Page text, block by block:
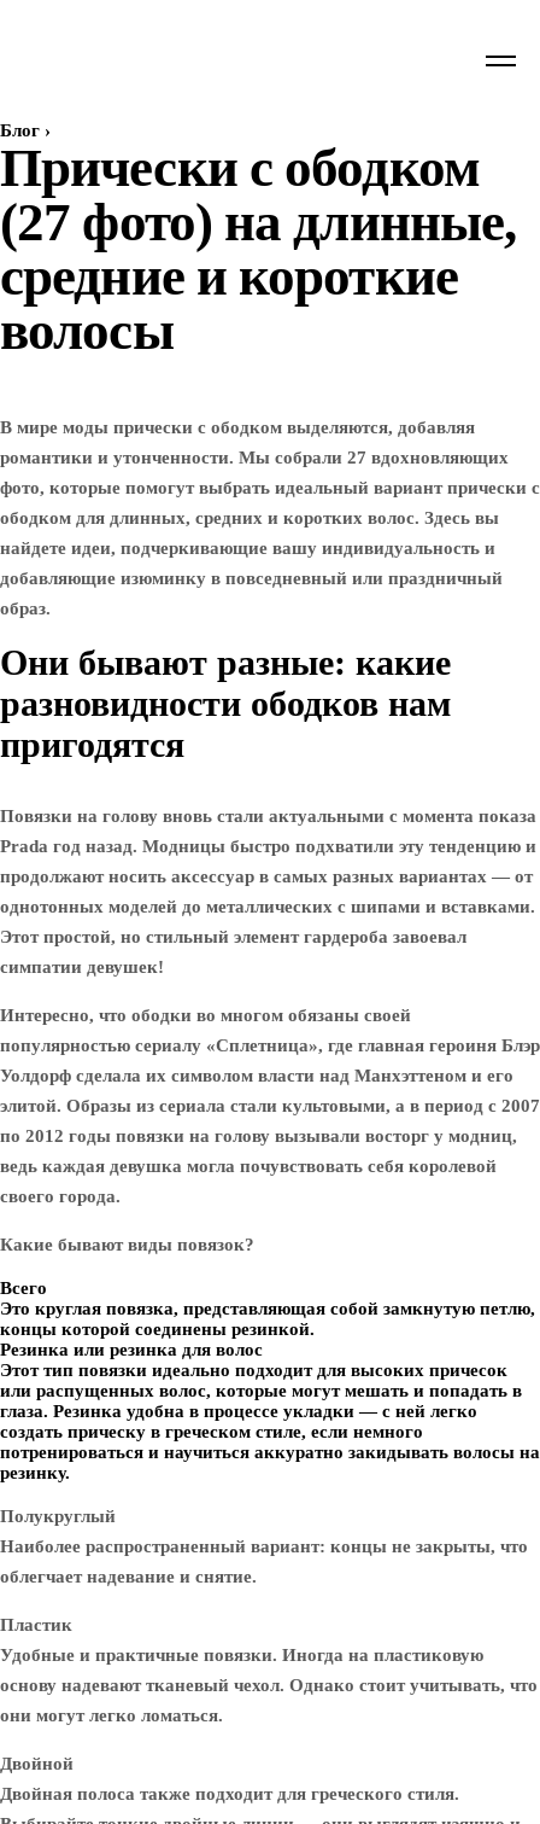
Блог ›
Прически с ободком
(27 фото) на длинные,
средние и короткие
волосы
В мире моды прически с ободком выделяются, добавляя
романтики и утонченности. Мы собрали 27 вдохновляющих
фото, которые помогут выбрать идеальный вариант прически с
ободком для длинных, средних и коротких волос. Здесь вы
найдете идеи, подчеркивающие вашу индивидуальность и
добавляющие изюминку в повседневный или праздничный
образ.
Они бывают разные: какие
разновидности ободков нам
пригодятся
Повязки на голову вновь стали актуальными с момента показа
Prada год назад. Модницы быстро подхватили эту тенденцию и
продолжают носить аксессуар в самых разных вариантах — от
однотонных моделей до металлических с шипами и вставками.
Этот простой, но стильный элемент гардероба завоевал
симпатии девушек!
Интересно, что ободки во многом обязаны своей
популярностью сериалу «Сплетница», где главная героиня Блэр
Уолдорф сделала их символом власти над Манхэттеном и его
элитой. Образы из сериала стали культовыми, а в период с 2007
по 2012 годы повязки на голову вызывали восторг у модниц,
ведь каждая девушка могла почувствовать себя королевой
своего города.
Какие бывают виды повязок?
Всего
Это круглая повязка, представляющая собой замкнутую петлю,
концы которой соединены резинкой.
Резинка или резинка для волос
Этот тип повязки идеально подходит для высоких причесок
или распущенных волос, которые могут мешать и попадать в
глаза. Резинка удобна в процессе укладки — с ней легко
создать прическу в греческом стиле, если немного
потренироваться и научиться аккуратно закидывать волосы на
резинку.
Полукруглый
Наиболее распространенный вариант: концы не закрыты, что
облегчает надевание и снятие.
Пластик
Удобные и практичные повязки. Иногда на пластиковую
основу надевают тканевый чехол. Однако стоит учитывать, что
они могут легко ломаться.
Двойной
Двойная полоса также подходит для греческого стиля.